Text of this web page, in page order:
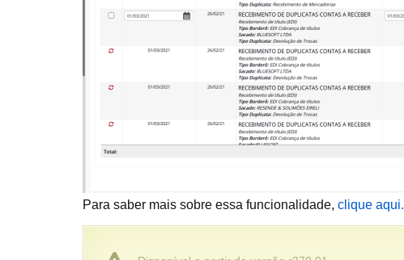
Para saber mais sobre essa funcionalidade, clique aqui.